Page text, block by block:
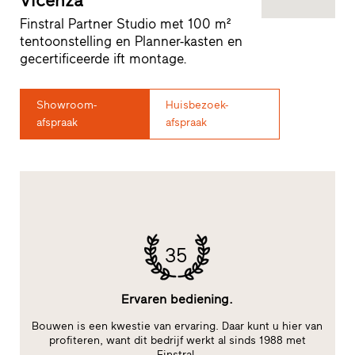
Finstral Partner Studio met 100 m²
tentoonstelling en Planner-kasten en
gecertificeerde ift montage.
Showroom-
afspraak
Huisbezoek-
afspraak
35
Ervaren bediening.
Bouwen is een kwestie van ervaring. Daar kunt u hier van
profiteren, want dit bedrijf werkt al sinds 1988 met